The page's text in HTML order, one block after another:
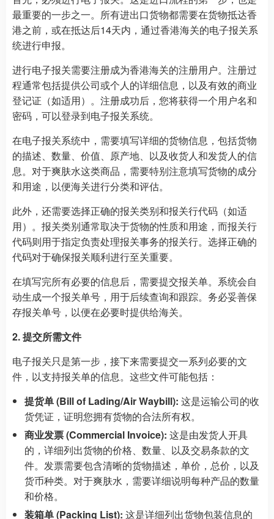
最重要的一步之一。所有进出口货物都需要在货物抵达香
港之前，或在抵达后14天内，通过香港海关的电子报关系
统进行申报。
进行电子报关需要注册成为香港海关的注册用户。注册过
程通常包括提供公司或个人的详细信息，以及有效的商业
登记证（如适用）。注册成功后，您将获得一个用户名和
密码，可以登录到电子报关系统。
在电子报关系统中，需要填写详细的货物信息，包括货物
的描述、数量、价值、原产地、以及收货人和发货人的信
息。对于爽肤水这类商品，需要特别注意填写货物的成分
和用途，以便海关进行分类和评估。
此外，还需要选择正确的报关类别和报关行代码（如适
用）。报关类别通常取决于货物的性质和用途，而报关行
代码则用于指定负责处理报关事务的报关行。选择正确的
代码对于确保报关顺利进行至关重要。
在填写完所有必要的信息后，需要提交报关单。系统会自
动生成一个报关单号，用于后续查询和跟踪。务必妥善保
存报关单号，以便在必要时提供给海关。
2. 提交所需文件
电子报关只是第一步，接下来需要提交一系列必要的文
件，以支持报关单的信息。这些文件可能包括：
提货单 (Bill of Lading/Air Waybill): 这是运输公司的收
货凭证，证明您拥有货物的合法所有权。
商业发票 (Commercial Invoice): 这是由发货人开具
的，详细列出货物的价格、数量、以及交易条款的文
件。发票需要包含清晰的货物描述，单价，总价，以及
货币种类。对于爽肤水，需要详细说明每种产品的数量
和价格。
装箱单 (Packing List): 这是详细列出货物包装信息的